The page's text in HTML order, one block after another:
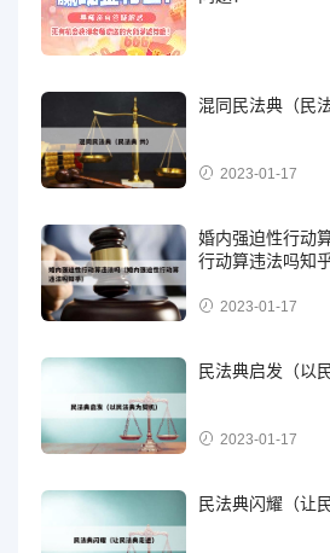
混同民法典（民
2023-01-17
婚内强迫性行动
行动算违法吗知乎
2023-01-17
民法典启发（以
2023-01-17
民法典闪耀（让